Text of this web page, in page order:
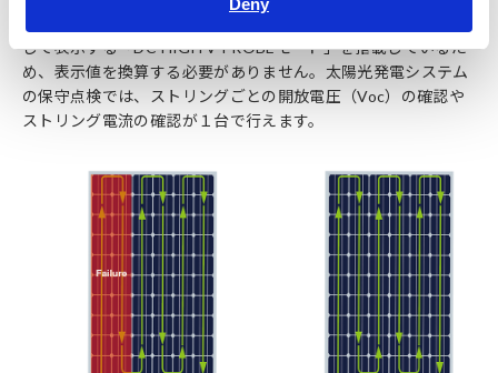
Deny
して表示する「DC HIGH V PROBEモード」を搭載しているた
め、表示値を換算する必要がありません。太陽光発電システム
の保守点検では、ストリングごとの開放電圧（Voc）の確認や
ストリング電流の確認が１台で行えます。